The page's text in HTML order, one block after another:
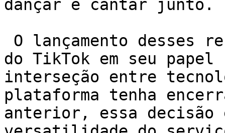
dançar e cantar junto.
do TikTok em seu papel
interseção entre
plataforma tenha
anterior, essa decisão